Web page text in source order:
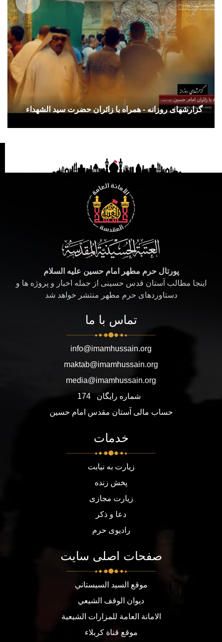
گزارشهای روزانه - همراه با زائران حضرت سید الشهداء
پورتال حرم مطهر امام حسین علیه السلام
اینجا مطالب آستان قدس حسینی از جمله اخبار و پروژه ها و
دستاوردهای حرم مطهر منتشر خواهد شد
تماس با ما
info@imamhussain.org
maktab@imamhussain.org
media@imamhussain.org
شماره رایگان
174
حساب مالی آستان مقدس امام حسین
خدمات
زیارت به نیابت
پخش زنده
زیارت مجازی
دعا و ذکر
رادیوی حرم
صفحات اصلی سایت
موقع السيد السيستاني
ديوان الوقف الشيعي
الامانة العامة للمزارات الشيعية
موقع قناة كربلاء